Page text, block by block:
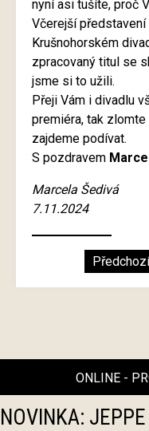
nyní asi tušíte, proč
Včerejší představení
Krušnohorském
zpracovaný titul se
jsme si to užili.
Přeji Vám i divadlu
premiéra, tak
zajdeme podívat.
S pozdravem
Marcela Šedivá
7.11.2024
Předchozí
ONLINE -
NOVINKA: